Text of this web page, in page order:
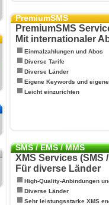
PremiumSMS
PremiumSMS
Mit internationaler
Einmalzahlungen und Abos
Diverse Tarife
Diverse Länder
Eigene Keywords und
Leicht einzurichten
SMS / EMS / MMS
XMS Services (SMS
Für diverse Länder
High-Quality-Anbindungen
Diverse Länder
Sehr leistungsstarke XMS